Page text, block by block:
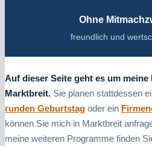
Ohne
freundlich und
Auf dieser Seite geht es um
Marktbreit. Sie planen stattdessen
runden Geburtstag oder ein
können Sie mich in Marktbreit
meine weiteren Programme finden